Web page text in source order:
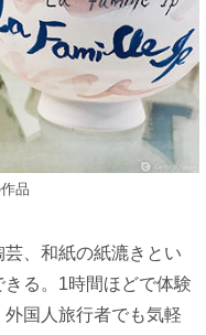
品
、和紙の紙漉きとい
る。1時間ほどで体験
国人旅行者でも気軽